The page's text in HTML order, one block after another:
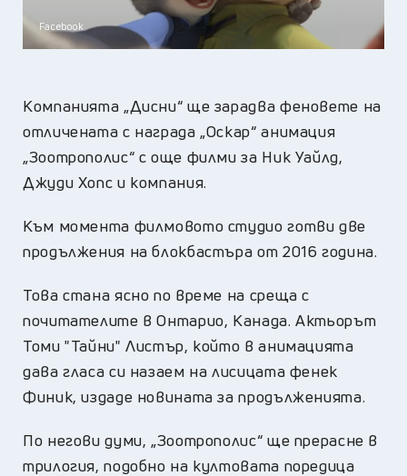
Facebook
Компанията „Дисни“ ще зарадва феновете на
отличената с награда „Оскар“ анимация
„Зоотрополис“ с още филми за Ник Уайлд,
Джуди Хопс и компания.
Към момента филмовото студио готви две
продължения на блокбастъра от 2016 година.
Това стана ясно по време на среща с
почитателите в Онтарио, Канада. Актьорът
Томи "Тайни" Листър, който в анимацията
дава гласа си назаем на лисицата фенек
Финик, издаде новината за продълженията.
По негови думи, „Зоотрополис“ ще прерасне в
трилогия, подобно на култовата поредица